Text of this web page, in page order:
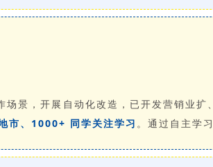
景，开展自动化改造，已开发营销业扩
市、1000+ 同学关注学习 。通过自主学